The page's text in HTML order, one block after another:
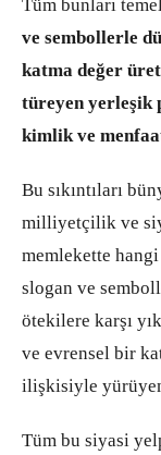
Tüm bunları
ve sembollerle
katma değer
türeyen yerleşik
kimlik ve
Bu sıkıntıları
milliyetçilik ve
memlekette
slogan ve
ötekilere karşı
ve evrensel bir
ilişkisiyle
Tüm bu siyasi